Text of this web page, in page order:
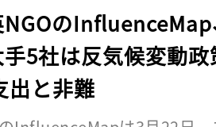
NGOの
5社は反気候変動政
出と非難